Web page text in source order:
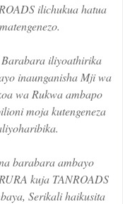
ilichukua hatua
Barabara iliyoathirika
inaunganisha Mji wa
wa Rukwa ambapo
moja kutengeneza
barabara ambayo
kuja TANROADS
Serikali haikusita